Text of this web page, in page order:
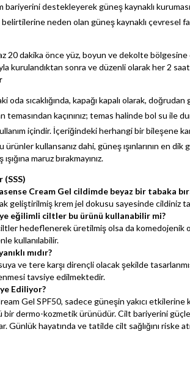
bariyerini destekleyerek güneş kaynaklı
belirtilerine neden olan güneş kaynaklı çevresel
20 dakika önce yüz, boyun ve dekolte
kurulandıktan sonra ve düzenli olarak her 2
oda sıcaklığında, kapağı kapalı olarak,
temasından kaçınınız; temas halinde bol su ile
içindir. İçeriğindeki herhangi bir bileşene
kullansanız dahi, güneş ışınlarının en
maruz bırakmayınız.
(SSS)
Cream Gel cildimde beyaz bir tabaka
geliştirilmiş krem jel dokusu sayesinde cildiniz
eğilimli ciltler bu ürünü kullanabilir mi?
hedeflenerek üretilmiş olsa da komedojenik
kullanılabilir.
mıdır?
ve tere karşı dirençli olacak şekilde
tavsiye edilmektedir.
Ediliyor?
Gel SPF50, sadece güneşin yakıcı
dermo-kozmetik ürünüdür. Cilt bariyerini
Günlük hayatında ve tatilde cilt sağlığını